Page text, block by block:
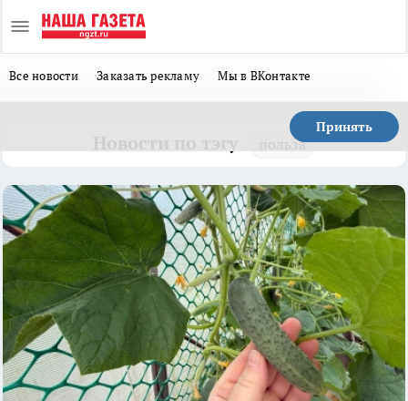
Все новости Заказать рекламу Мы в ВКонтакте
Принять
польза